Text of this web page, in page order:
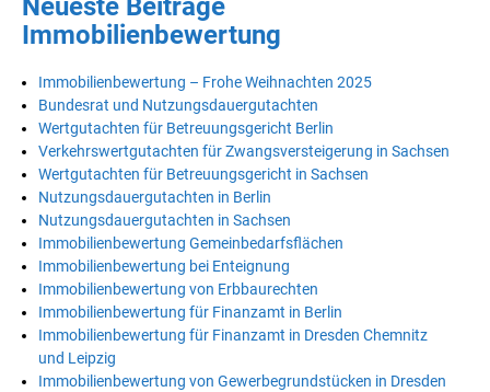
Neueste Beiträge
Immobilienbewertung
Immobilienbewertung – Frohe Weihnachten 2025
Bundesrat und Nutzungsdauergutachten
Wertgutachten für Betreuungsgericht Berlin
Verkehrswertgutachten für Zwangsversteigerung in Sachsen
Wertgutachten für Betreuungsgericht in Sachsen
Nutzungsdauergutachten in Berlin
Nutzungsdauergutachten in Sachsen
Immobilienbewertung Gemeinbedarfsflächen
Immobilienbewertung bei Enteignung
Immobilienbewertung von Erbbaurechten
Immobilienbewertung für Finanzamt in Berlin
Immobilienbewertung für Finanzamt in Dresden Chemnitz
und Leipzig
Immobilienbewertung von Gewerbegrundstücken in Dresden